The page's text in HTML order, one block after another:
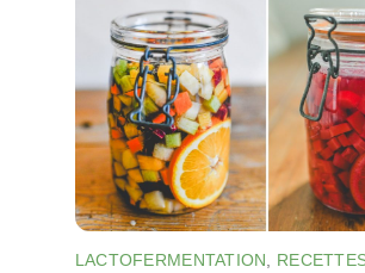
LACTOFERMENTATION